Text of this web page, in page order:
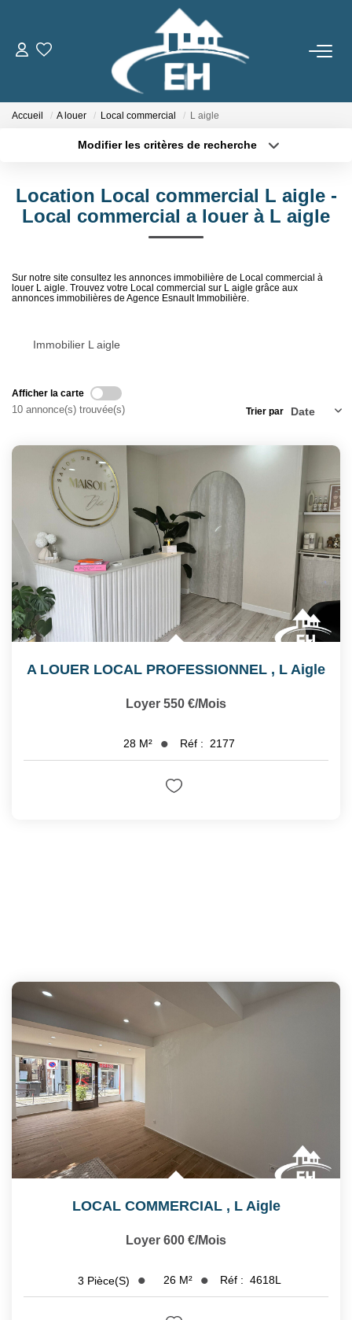
ACHETER
Gestion Locative
NOTRE AGENCE
EXTRANET
Accueil A louer Local commercial L aigle
Modifier les critères de recherche
Sélectionnez...
Type de bien
Surface min
Créer une alerte
Location Local commercial L aigle -
Local commercial a louer à L aigle
Sur notre site consultez les annonces immobilière de Local commercial à
louer L aigle. Trouvez votre Local commercial sur L aigle grâce aux
annonces immobilières de Agence Esnault Immobilière.
Immobilier L aigle
Afficher la carte
10 annonce(s) trouvée(s) Trier par
A LOUER LOCAL PROFESSIONNEL , L Aigle
Loyer 550 €/mois
28 M² Réf : 2177
LOCAL COMMERCIAL , L Aigle
Loyer 600 €/mois
3 Pièce(s) 26 M² Réf : 4618L